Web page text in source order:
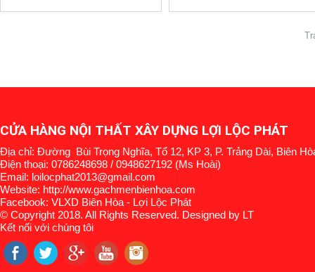
CỬA HÀNG NỘI THẤT XÂY DỰNG LỢI LỘC PHÁT
Địa chỉ: Đường Bùi Trọng Nghĩa, Tổ 12, KP 3, P. Trảng Dài, Biên
Điện thoại: 0786248698 / 0948627192 (Ms Hoài)
Email: loilocphat2013@gmail.com
Website: http://www.gachmenbienhoa.com
Facebook: VLXD Biên Hòa - Lợi Lộc Phát
© Copyright 2018. All Rights Reserved. Designed by LT
Kết nối với chúng tôi